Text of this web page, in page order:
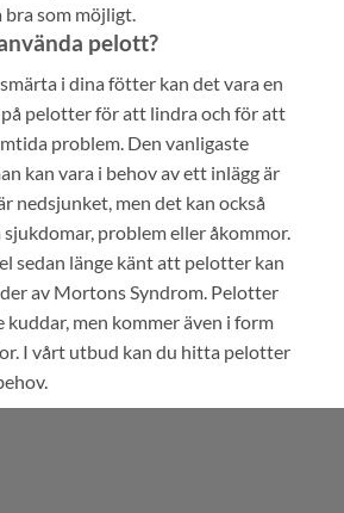
bra som möjligt.
pelott?
i dina fötter kan det vara en
pelotter för att lindra och för att
problem. Den vanligaste
kan vara i behov av ett inlägg är
nedsjunket, men det kan också
problem eller åkommor.
sedan länge känt att pelotter kan
av Mortons Syndrom. Pelotter
kuddar, men kommer även i form
I vårt utbud kan du hitta pelotter